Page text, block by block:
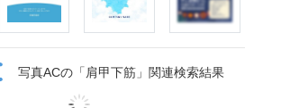
写真ACの「肩甲下筋」関連検索結果